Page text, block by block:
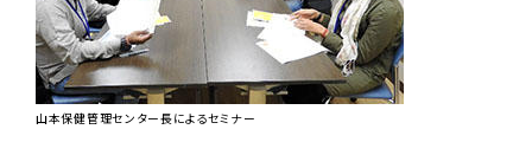
山本保健管理センター長によるセミナー